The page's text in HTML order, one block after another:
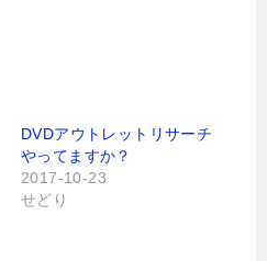
DVDアウトレットリサーチ
やってますか？
2017-10-23
せどり